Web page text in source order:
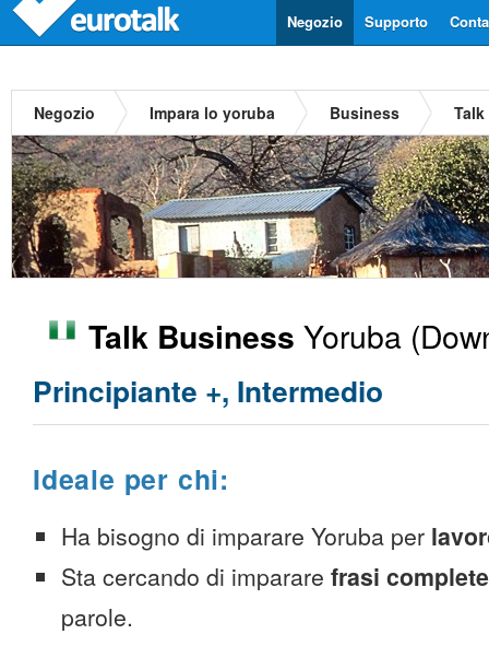
Supporto
Negozio
Negozio Impara lo yoruba Business
Talk Business Yoruba
Principiante +, Intermedio
Ideale per chi:
Ha bisogno di imparare Yoruba per
Sta cercando di imparare frasi complete
parole.